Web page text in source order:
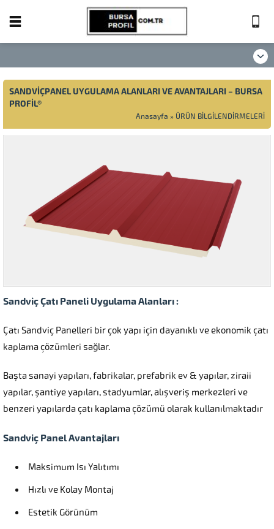
SANDVİÇPANEL UYGULAMA ALANLARI VE AVANTAJLARI – BURSA
PROFİL®
Anasayfa » ÜRÜN BİLGİLENDİRMELERİ
Sandviç Çatı Paneli Uygulama Alanları :
Çatı Sandviç Panelleri bir çok yapı için dayanıklı ve ekonomik çatı
kaplama çözümleri sağlar.
Başta sanayi yapıları, fabrikalar, prefabrik ev & yapılar, ziraii
yapılar, şantiye yapıları, stadyumlar, alışveriş merkezleri ve
benzeri yapılarda çatı kaplama çözümü olarak kullanılmaktadır
Sandviç Panel Avantajları
Maksimum Isı Yalıtımı
Hızlı ve Kolay Montaj
Estetik Görünüm